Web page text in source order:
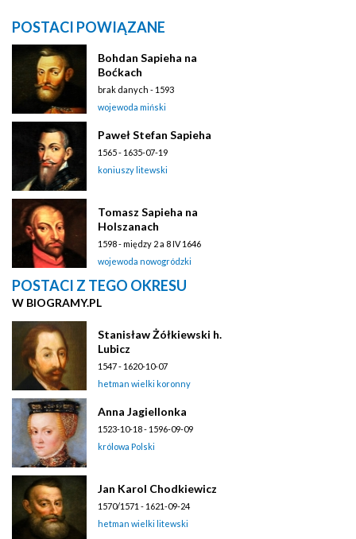
POSTACI POWIĄZANE
Bohdan Sapieha na
Boćkach
brak danych - 1593
wojewoda miński
Paweł Stefan Sapieha
1565 - 1635-07-19
koniuszy litewski
Tomasz Sapieha na
Holszanach
1598 - między 2 a 8 IV 1646
wojewoda nowogródzki
POSTACI Z TEGO OKRESU
W BIOGRAMY.PL
Stanisław Żółkiewski h.
Lubicz
1547 - 1620-10-07
hetman wielki koronny
Anna Jagiellonka
1523-10-18 - 1596-09-09
królowa Polski
Jan Karol Chodkiewicz
1570/1571 - 1621-09-24
hetman wielki litewski